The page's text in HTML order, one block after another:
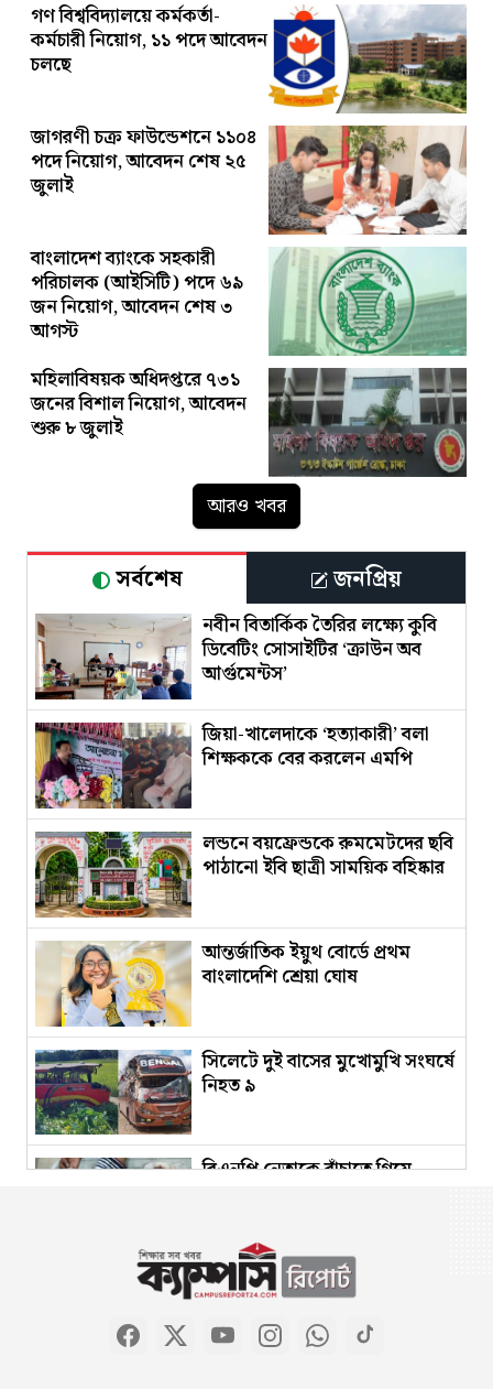
গণ বিশ্ববিদ্যালয়ে কর্মকর্তা-
কর্মচারী নিয়োগ, ১১ পদে আবেদন
চলছে
জাগরণী চক্র ফাউন্ডেশনে ১১০৪
পদে নিয়োগ, আবেদন শেষ ২৫
জুলাই
বাংলাদেশ ব্যাংকে সহকারী
পরিচালক (আইসিটি) পদে ৬৯
জন নিয়োগ, আবেদন শেষ ৩
আগস্ট
মহিলাবিষয়ক অধিদপ্তরে ৭৩১
জনের বিশাল নিয়োগ, আবেদন
শুরু ৮ জুলাই
আরও খবর
সর্বশেষ জনপ্রিয়
নবীন বিতার্কিক তৈরির লক্ষ্যে কুবি
ডিবেটিং সোসাইটির ‘ক্রাউন অব
আর্গুমেন্টস’
জিয়া-খালেদাকে ‘হত্যাকারী’ বলা
শিক্ষককে বের করলেন এমপি
লন্ডনে বয়ফ্রেন্ডকে রুমমেটদের ছবি
পাঠানো ইবি ছাত্রী সাময়িক বহিষ্কার
আন্তর্জাতিক ইয়ুথ বোর্ডে প্রথম
বাংলাদেশি শ্রেয়া ঘোষ
সিলেটে দুই বাসের মুখোমুখি সংঘর্ষে
নিহত ৯
বিএনপি নেতাকে বাঁচাতে গিয়ে
৫ হাজার টাকায় প্রধান পরীক্ষক,
৫০০ টাকায় মিলছে এইচএসসির
অতিরিক্ত খাতা